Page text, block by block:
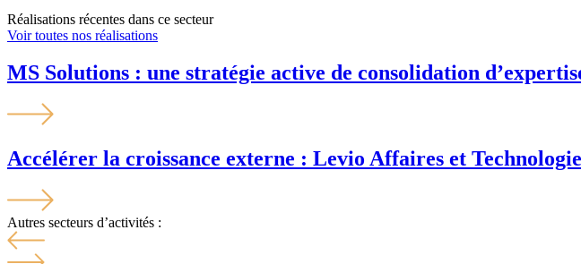
Réalisations récentes dans ce secteur
Voir toutes nos réalisations
MS Solutions : une stratégie active de consolidation
Accélérer la croissance externe : Levio Affaires et Technologie
Autres secteurs d’activités :